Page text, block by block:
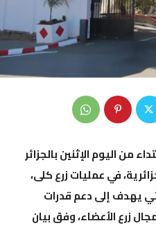
من اليوم الإثنين بالجزائر
في عمليات زرع كلى،
يهدف إلى دعم قدرات
زرع الأعضاء، وفق بيان